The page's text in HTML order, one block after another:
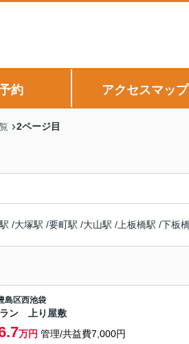
約 アクセスマップ
2ページ目
/大塚駅 /要町駅 /大山駅 / 上板橋駅 /下板
島区西池袋
ン 上り屋敷
万円 管理/共益費7,000円